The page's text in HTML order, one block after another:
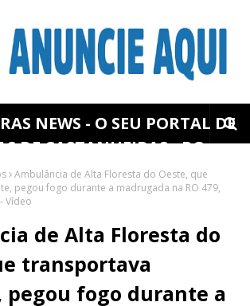
NEWS - O SEU PORTAL DE
DE CASTANHEIRAS - RO
Ambulância de Alta Floresta do Oeste, que
pegou fogo durante a madrugada na RO 479,
Vídeo
de Alta Floresta do
transportava
pegou fogo durante a